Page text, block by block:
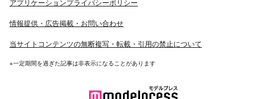
アプリケーションプライバシーポリシー
情報提供・広告掲載・お問い合わせ
当サイトコンテンツの無断複写・転載・引用の禁止について
※一定期間を過ぎた記事は非表示になることがあります